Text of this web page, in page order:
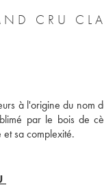
à l'origine du nom
par le bois de
sa complexité.